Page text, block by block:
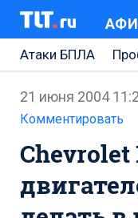
Атаки БПЛА
Ремонт
Ремонт
Набережная
Неделя Тольятти
21 июня 2004
Комментировать
Сhevrolet